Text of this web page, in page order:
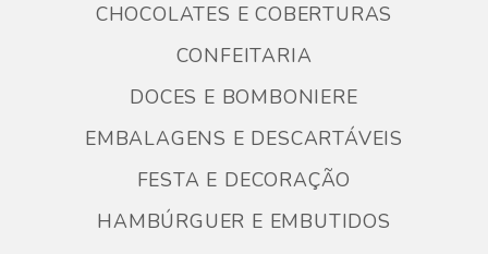
CHOCOLATES E COBERTURAS
CONFEITARIA
DOCES E BOMBONIERE
EMBALAGENS E DESCARTÁVEIS
FESTA E DECORAÇÃO
HAMBÚRGUER E EMBUTIDOS